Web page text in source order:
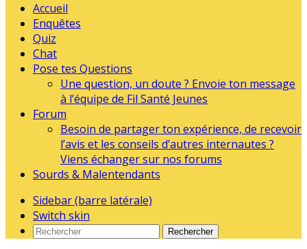
Accueil
Enquêtes
Quiz
Chat
Pose tes Questions
Une question, un doute ? Envoie ton message
à l’équipe de Fil Santé Jeunes
Forum
Besoin de partager ton expérience, de recevoir
l’avis et les conseils d’autres internautes ?
Viens échanger sur nos forums
Sourds & Malentendants
Sidebar (barre latérale)
Switch skin
Rechercher